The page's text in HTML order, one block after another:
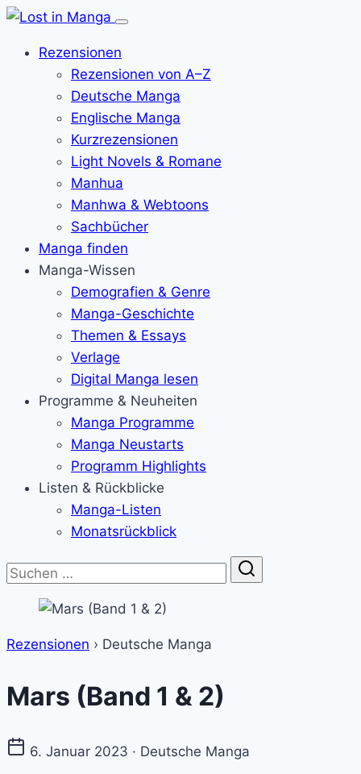
Menü
Rezensionen
Rezensionen von A–Z
Deutsche Manga
Englische Manga
Kurzrezensionen
Light Novels & Romane
Manhua
Manhwa & Webtoons
Sachbücher
Manga finden
Manga-Wissen
Demografien & Genre
Manga-Geschichte
Themen & Essays
Verlage
Digital Manga lesen
Programme & Neuheiten
Manga Programme
Manga Neustarts
Programm Highlights
Listen & Rückblicke
Manga-Listen
Monatsrückblick
Suche
Rezensionen › Deutsche Manga
Mars (Band 1 & 2)
6. Januar 2023 · Deutsche Manga